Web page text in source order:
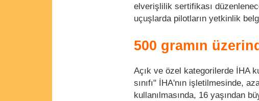
elverişlilik sertifikası
uçuşlarda pilotların yetkinlik
500 gramın
Açık ve özel kategorilerde İHA
sınıfı" İHA'nın işletilmesinde,
kullanılmasında, 16 yaşından